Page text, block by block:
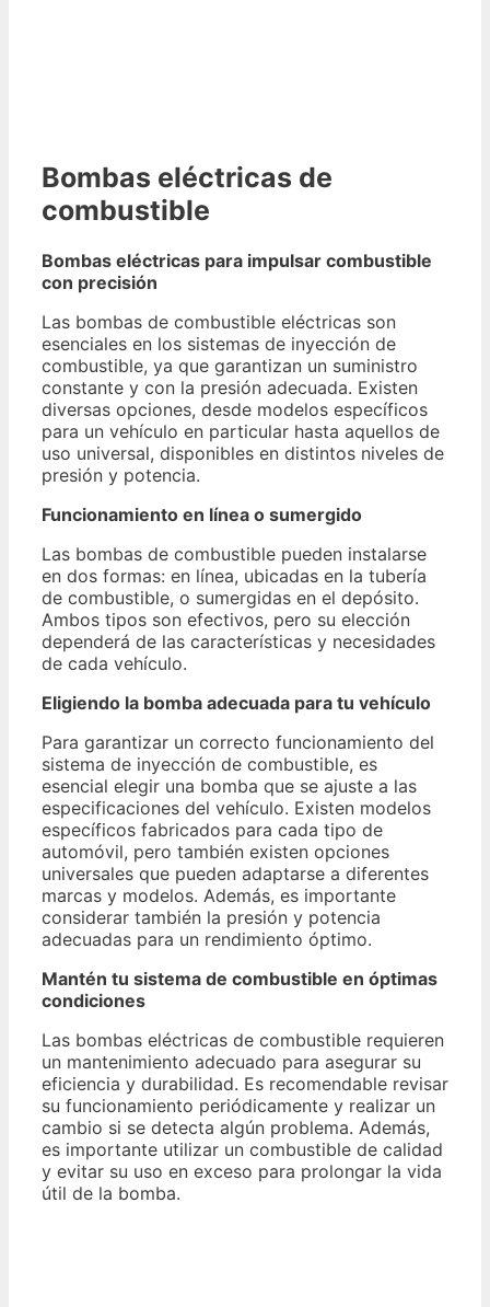
Bombas eléctricas de
combustible
Bombas eléctricas para impulsar combustible
con precisión
Las bombas de combustible eléctricas son
esenciales en los sistemas de inyección de
combustible, ya que garantizan un suministro
constante y con la presión adecuada. Existen
diversas opciones, desde modelos específicos
para un vehículo en particular hasta aquellos de
uso universal, disponibles en distintos niveles de
presión y potencia.
Funcionamiento en línea o sumergido
Las bombas de combustible pueden instalarse
en dos formas: en línea, ubicadas en la tubería
de combustible, o sumergidas en el depósito.
Ambos tipos son efectivos, pero su elección
dependerá de las características y necesidades
de cada vehículo.
Eligiendo la bomba adecuada para tu vehículo
Para garantizar un correcto funcionamiento del
sistema de inyección de combustible, es
esencial elegir una bomba que se ajuste a las
especificaciones del vehículo. Existen modelos
específicos fabricados para cada tipo de
automóvil, pero también existen opciones
universales que pueden adaptarse a diferentes
marcas y modelos. Además, es importante
considerar también la presión y potencia
adecuadas para un rendimiento óptimo.
Mantén tu sistema de combustible en óptimas
condiciones
Las bombas eléctricas de combustible requieren
un mantenimiento adecuado para asegurar su
eficiencia y durabilidad. Es recomendable revisar
su funcionamiento periódicamente y realizar un
cambio si se detecta algún problema. Además,
es importante utilizar un combustible de calidad
y evitar su uso en exceso para prolongar la vida
útil de la bomba.